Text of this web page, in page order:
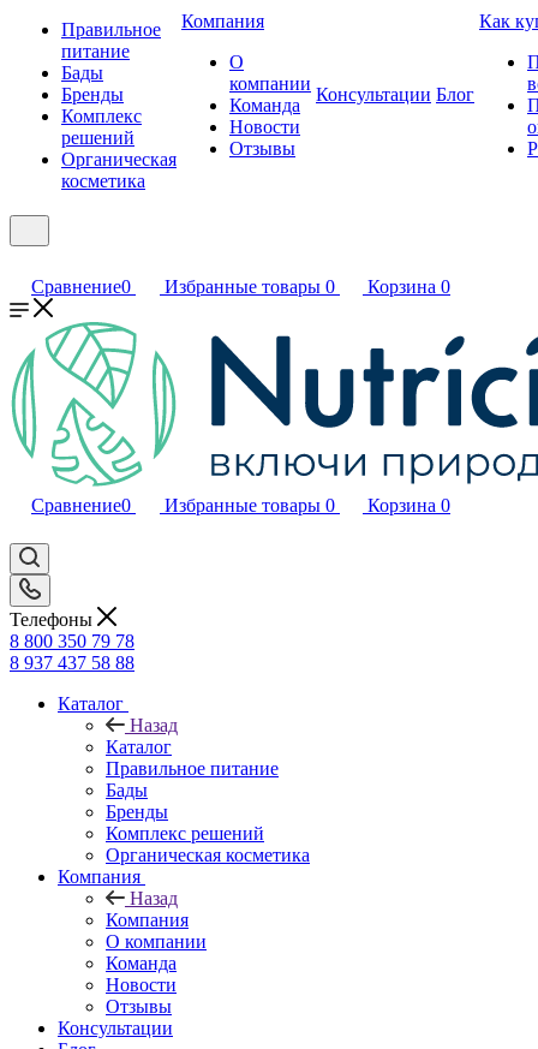
Правильное
питание
Бады
Бренды
Комплекс
решений
Органическая
косметика
Компания
О
компании
Команда
Новости
Отзывы
Консультации Блог
Как
Сравнение0 Избранные товары 0 Корзина 0
Сравнение0 Избранные товары 0 Корзина 0
Телефоны
8 800 350 79 78
8 937 437 58 88
Каталог
Назад
Каталог
Правильное питание
Бады
Бренды
Комплекс решений
Органическая косметика
Компания
Назад
Компания
О компании
Команда
Новости
Отзывы
Консультации